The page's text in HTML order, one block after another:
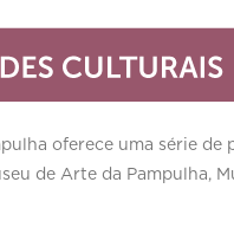
oferece uma série
de Arte da Pampulha,